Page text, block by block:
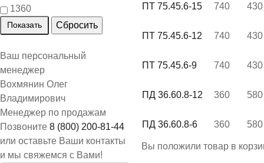
1360
Ваш персональный
менеджер
Вохмянин Олег
Владимирович
Менеджер по продажам
Позвоните 8 (800) 200-81-44
или оставьте Ваши контакты
и мы свяжемся с Вами!
ПТ 75.45.6-15 740 430
ПТ 75.45.6-12 740 430
ПТ 75.45.6-9 740 430
ПД 36.60.8-12 360 580
ПД 36.60.8-6 360 580
Вы положили товар в